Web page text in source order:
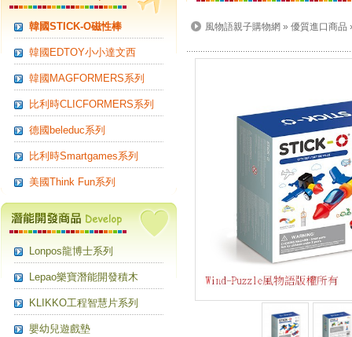
韓國STICK-O磁性棒
韓國EDTOY小小達文西
韓國MAGFORMERS系列
比利時CLICFORMERS系列
德國beleduc系列
比利時Smartgames系列
美國Think Fun系列
Lonpos龍博士系列
Lepao樂寶潛能開發積木
KLIKKO工程智慧片系列
嬰幼兒遊戲墊
風物語親子購物網 » 優質進口商品